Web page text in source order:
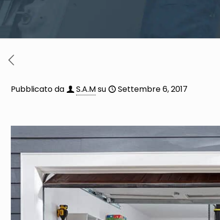
Pubblicato da S.A.Msu Settembre 6, 2017